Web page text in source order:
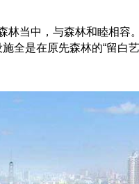
林当中，与森林和睦相容
全是在原先森林的“留白艺